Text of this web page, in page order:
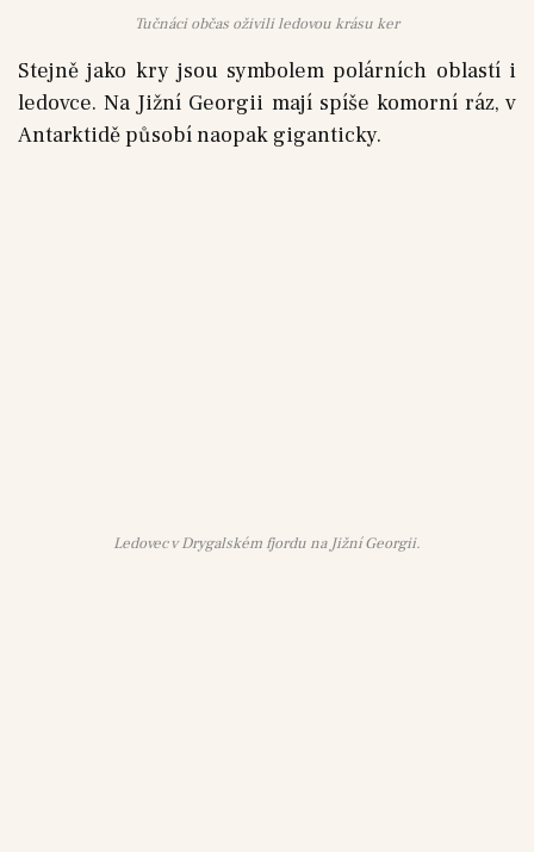
Tučnáci občas oživili ledovou krásu ker
Stejně jako kry jsou symbolem polárních oblastí i
ledovce. Na Jižní Georgii mají spíše komorní ráz, v
Antarktidě působí naopak giganticky.
Ledovec v Drygalském fjordu na Jižní Georgii.